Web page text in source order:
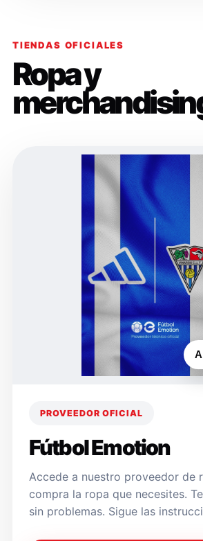
TIENDAS OFICIALES
Ropa y
PROVEEDOR OFICIAL
Fútbol Emotion
Accede a nuestro proveedor de
compra la ropa que necesites.
sin problemas. Sigue las